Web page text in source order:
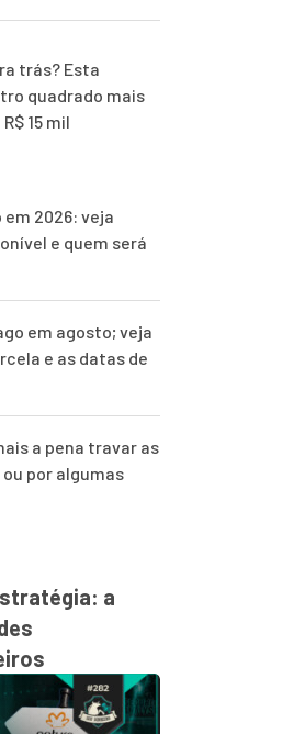
trás? Esta
quadrado mais
15 mil
2026: veja
e quem será
em agosto; veja
e as datas de
a pena travar as
por algumas
a